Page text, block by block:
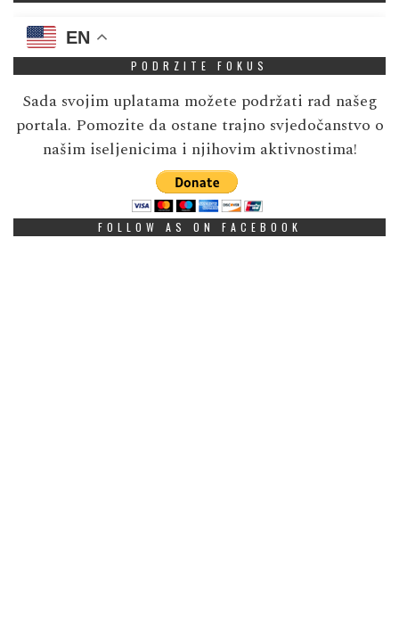
EN
PODRZITE FOKUS
Sada svojim uplatama možete podržati rad našeg
portala. Pomozite da ostane trajno svjedočanstvo o
našim iseljenicima i njihovim aktivnostima!
FOLLOW AS ON FACEBOOK